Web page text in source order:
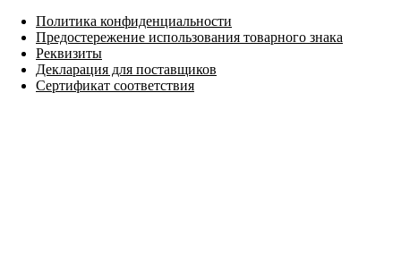
Политика конфиденциальности
Предостережение использования товарного знака
Реквизиты
Декларация для поставщиков
Сертификат соответствия